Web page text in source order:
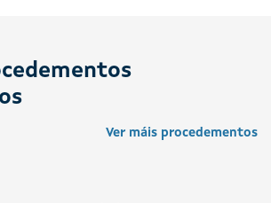
Ver máis procedementos